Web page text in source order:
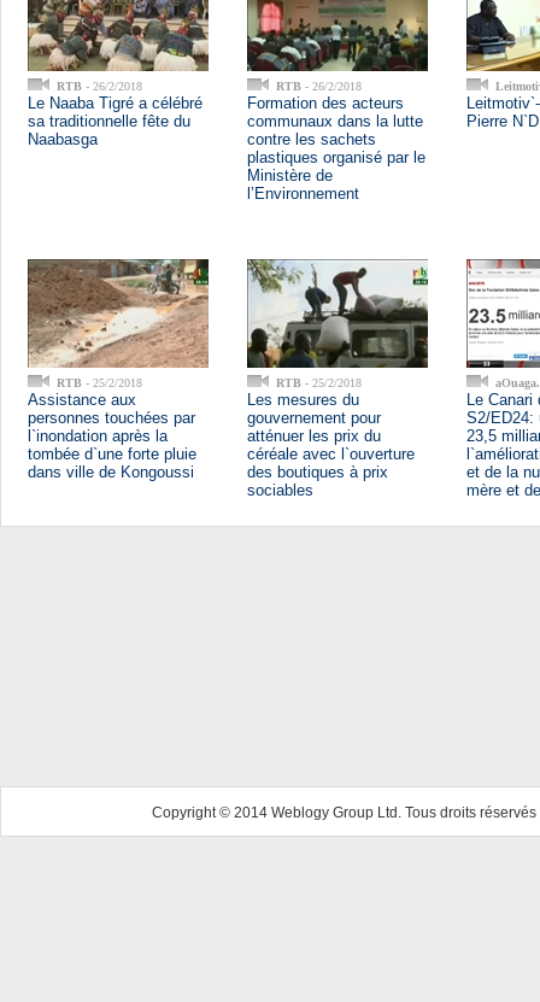
RTB - 26/2/2018
Le Naaba Tigré a célébré
sa traditionnelle fête du
Naabasga
RTB - 26/2/2018
Formation des acteurs
communaux dans la lutte
contre les sachets
plastiques organisé par le
Ministère de
l’Environnement
Pierre
RTB - 25/2/2018
Assistance aux
personnes touchées par
l`inondation après la
tombée d`une forte pluie
dans ville de Kongoussi
RTB - 25/2/2018
Les mesures du
gouvernement pour
atténuer les prix du
céréale avec l`ouverture
des boutiques à prix
sociables
Le Canari
S2/ED24:
23,5
et de la
mère et
Copyright © 2014 Weblogy Group Ltd. Tous droits